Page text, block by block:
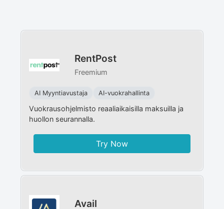
RentPost
Freemium
AI Myyntiavustaja AI-vuokrahallinta
Vuokrausohjelmisto reaaliaikaisilla maksuilla ja
huollon seurannalla.
Try Now
Avail